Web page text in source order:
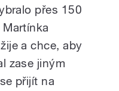
přes 150
a chce, aby
zase jiným
přijít na